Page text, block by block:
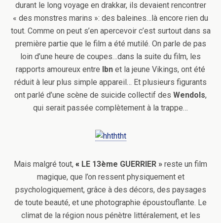
durant le long voyage en drakkar, ils devaient rencontrer
« des monstres marins »: des baleines…là encore rien du
tout. Comme on peut s’en apercevoir c’est surtout dans sa
première partie que le film a été mutilé. On parle de pas
loin d’une heure de coupes…dans la suite du film, les
rapports amoureux entre Ibn et la jeune Vikings, ont été
réduit à leur plus simple appareil… Et plusieurs figurants
ont parlé d’une scène de suicide collectif des Wendols,
qui serait passée complètement à la trappe…
Mais malgré tout, « LE 13ème GUERRIER » reste un film
magique, que l’on ressent physiquement et
psychologiquement, grâce à des décors, des paysages
de toute beauté, et une photographie époustouflante. Le
climat de la région nous pénètre littéralement, et les